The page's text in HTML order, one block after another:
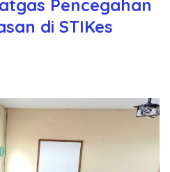
Pencegahan
di STIKes